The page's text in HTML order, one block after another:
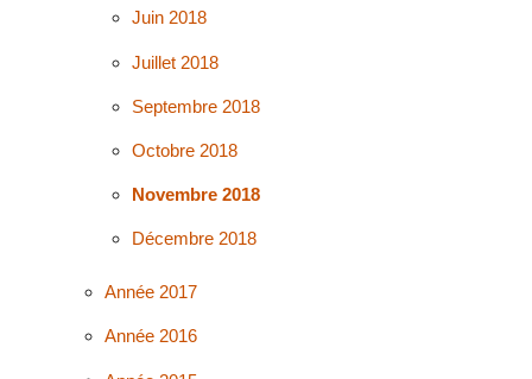
Juin 2018
Juillet 2018
Septembre 2018
Octobre 2018
Novembre 2018
Décembre 2018
Année 2017
Année 2016